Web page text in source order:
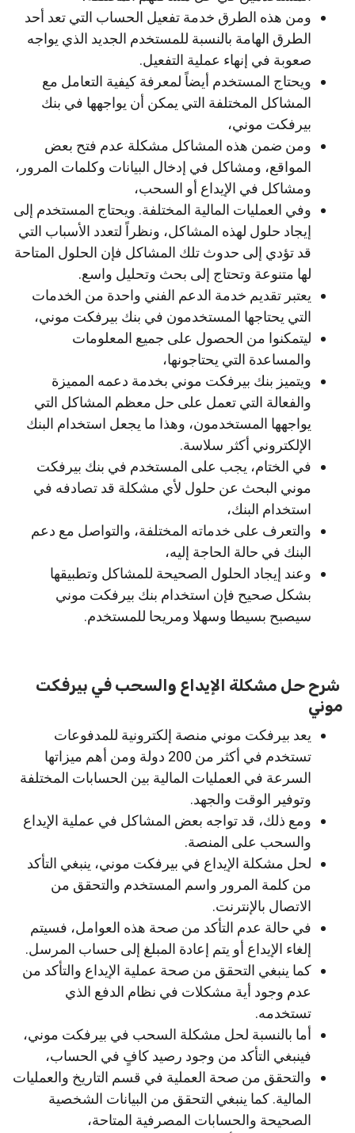
ومن هذه الطرق خدمة تفعيل الحساب التي تعد أحد
الطرق الهامة بالنسبة للمستخدم الجديد الذي يواجه
صعوبة في إنهاء عملية التفعيل.
ويحتاج المستخدم أيضاً لمعرفة كيفية التعامل مع
المشاكل المختلفة التي يمكن أن يواجهها في بنك
بيرفكت موني،
ومن ضمن هذه المشاكل مشكلة عدم فتح بعض
المواقع، ومشاكل في إدخال البيانات وكلمات المرور،
ومشاكل في الإيداع أو السحب،
وفي العمليات المالية المختلفة. ويحتاج المستخدم إلى
إيجاد حلول لهذه المشاكل، ونظراً لتعدد الأسباب التي
قد تؤدي إلى حدوث تلك المشاكل فإن الحلول المتاحة
لها متنوعة وتحتاج إلى بحث وتحليل واسع.
يعتبر تقديم خدمة الدعم الفني واحدة من الخدمات
التي يحتاجها المستخدمون في بنك بيرفكت موني،
ليتمكنوا من الحصول على جميع المعلومات
والمساعدة التي يحتاجونها،
ويتميز بنك بيرفكت موني بخدمة دعمه المميزة
والفعالة التي تعمل على حل معظم المشاكل التي
يواجهها المستخدمون، وهذا ما يجعل استخدام البنك
الإلكتروني أكثر سلاسة.
في الختام، يجب على المستخدم في بنك بيرفكت
موني البحث عن حلول لأي مشكلة قد تصادفه في
استخدام البنك،
والتعرف على خدماته المختلفة، والتواصل مع دعم
البنك في حالة الحاجة إليه،
وعند إيجاد الحلول الصحيحة للمشاكل وتطبيقها
بشكل صحيح فإن استخدام بنك بيرفكت موني
سيصبح بسيطا وسهلا ومريحا للمستخدم.
شرح حل مشكلة الإيداع والسحب في بيرفكت
موني
يعد بيرفكت موني منصة إلكترونية للمدفوعات
تستخدم في أكثر من 200 دولة ومن أهم ميزاتها
السرعة في العمليات المالية بين الحسابات المختلفة
وتوفير الوقت والجهد.
ومع ذلك، قد تواجه بعض المشاكل في عملية الإيداع
والسحب على المنصة.
لحل مشكلة الإيداع في بيرفكت موني، ينبغي التأكد
من كلمة المرور واسم المستخدم والتحقق من
الاتصال بالإنترنت.
في حالة عدم التأكد من صحة هذه العوامل، فسيتم
إلغاء الإيداع أو يتم إعادة المبلغ إلى حساب المرسل.
كما ينبغي التحقق من صحة عملية الإيداع والتأكد من
عدم وجود أية مشكلات في نظام الدفع الذي
تستخدمه.
أما بالنسبة لحل مشكلة السحب في بيرفكت موني،
فينبغي التأكد من وجود رصيد كافٍ في الحساب،
والتحقق من صحة العملية في قسم التاريخ والعمليات
المالية. كما ينبغي التحقق من البيانات الشخصية
الصحيحة والحسابات المصرفية المتاحة،